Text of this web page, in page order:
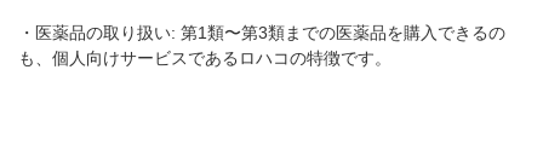
・医薬品の取り扱い: 第1類〜第3類までの医薬品を購入できるの
も、個人向けサービスであるロハコの特徴です。